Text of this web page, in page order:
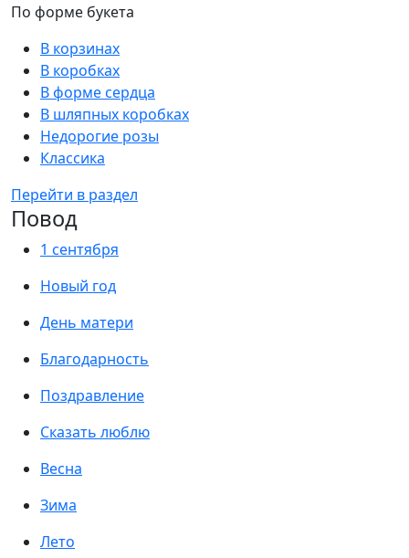
По форме букета
В корзинах
В коробках
В форме сердца
В шляпных коробках
Недорогие розы
Классика
Перейти в раздел
Повод
1 сентября
Новый год
День матери
Благодарность
Поздравление
Сказать люблю
Весна
Зима
Лето